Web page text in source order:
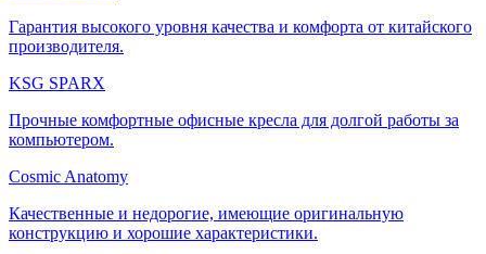
Гарантия высокого уровня качества и комфорта от китайского
производителя.
KSG SPARX
Прочные комфортные офисные кресла для долгой работы за
компьютером.
Cosmic Anatomy
Качественные и недорогие, имеющие оригинальную
конструкцию и хорошие характеристики.